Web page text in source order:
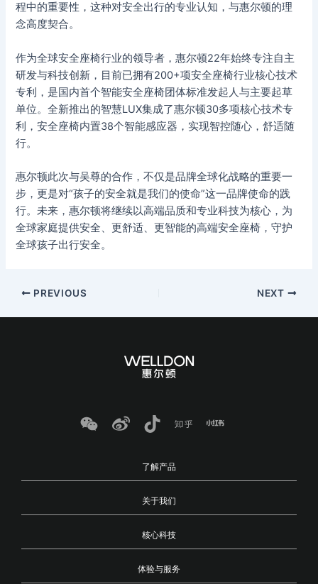
程中的重要性，这种对安全出行的专业认知，与惠尔顿的理
念高度契合。
作为全球安全座椅行业的领导者，惠尔顿22年始终专注自主
研发与科技创新，目前已拥有200+项安全座椅行业核心技术
专利，是国内首个智能安全座椅团体标准发起人与主要起草
单位。全新推出的智慧LUX集成了惠尔顿30多项核心技术专
利，安全座椅内置38个智能感应器，实现智控随心，舒适随
行。
惠尔顿此次与吴尊的合作，不仅是品牌全球化战略的重要一
步，更是对“孩子的安全就是我们的使命”这一品牌使命的践
行。未来，惠尔顿将继续以高端品质和专业科技为核心，为
全球家庭提供安全、更舒适、更智能的高端安全座椅，守护
全球孩子出行安全。
PREVIOUS NEXT
了解产品
关于我们
核心科技
体验与服务